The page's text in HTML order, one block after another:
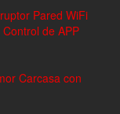
Pared WiFi
de APP
Carcasa con